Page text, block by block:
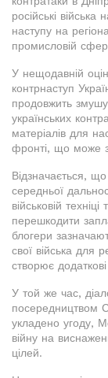
російські
наступу на
промисловій
У нещодавній
контрнаступ
продовжить
українських
матеріалів для
фронті, що може
Відзначається, що
середньої
військовій
перешкодити
блогери
свої війська для
створює
У той же час,
посередництвом
укладено угоду,
війну на
цілей.